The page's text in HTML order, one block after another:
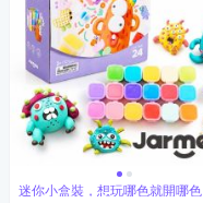
迷你小盒裝，想玩哪色就開哪色